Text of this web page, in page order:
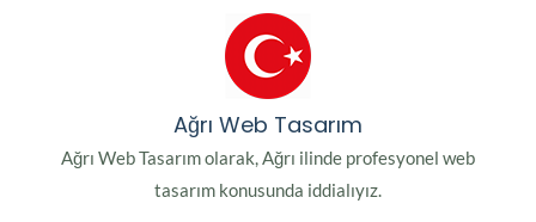
Ağrı Web Tasarım
Ağrı Web Tasarım olarak, Ağrı ilinde profesyonel web
tasarım konusunda iddialıyız.